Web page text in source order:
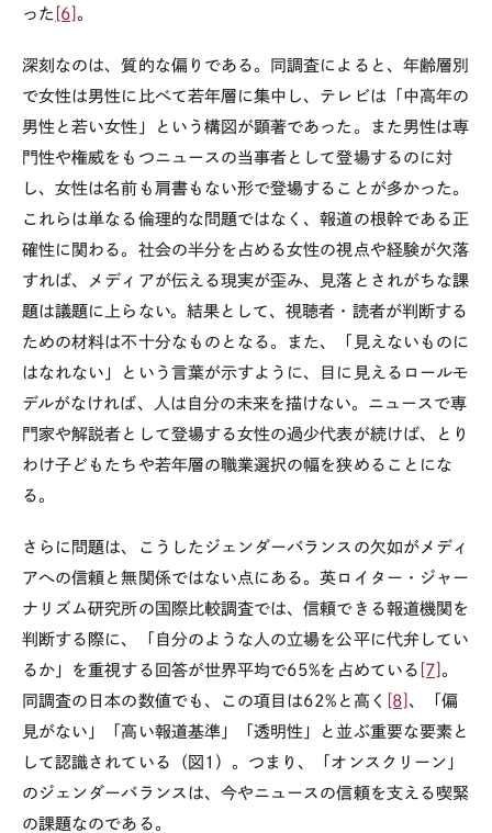
った [6]。
深刻なのは、質的な偏りである。同調査によると、年齢層別
で女性は男性に比べて若年層に集中し、テレビは「中高年の
男性と若い女性」という構図が顕著であった。また男性は専
門性や権威をもつニュースの当事者として登場するのに対
し、女性は名前も肩書もない形で登場することが多かった。
これらは単なる倫理的な問題ではなく、報道の根幹である正
確性に関わる。社会の半分を占める女性の視点や経験が欠落
すれば、メディアが伝える現実が歪み、見落とされがちな課
題は議題に上らない。結果として、視聴者・読者が判断する
ための材料は不十分なものとなる。また、「見えないものに
はなれない」という言葉が示すように、目に見えるロールモ
デルがなければ、人は自分の未来を描けない。ニュースで専
門家や解説者として登場する女性の過少代表が続けば、とり
わけ子どもたちや若年層の職業選択の幅を狭めることにな
る。
さらに問題は、こうしたジェンダーバランスの欠如がメディ
アへの信頼と無関係ではない点にある。英ロイター・ジャー
ナリズム研究所の国際比較調査では、信頼できる報道機関を
判断する際に、「自分のような人の立場を公平に代弁してい
るか」を重視する回答が世界平均で65%を占めている [7] 。
同調査の日本の数値でも、この項目は62% と高く [8] 、「偏
見がない」「高い報道基準」「透明性」と並ぶ重要な要素と
して認識されている（図1）。つまり、「オンスクリーン」
のジェンダーバランスは、今やニュースの信頼を支える喫緊
の課題なのである。